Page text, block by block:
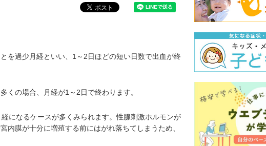
を過少月経といい、1～2日ほどの短い日数で出血が終
の場合、月経が1～2日で終わります。
になるケースが多くみられます。性腺刺激ホルモンが
内膜が十分に増殖する前にはがれ落ちてしまうため、